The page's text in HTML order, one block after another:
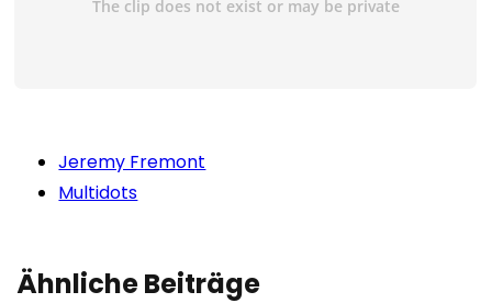
Jeremy Fremont
Multidots
Ähnliche Beiträge